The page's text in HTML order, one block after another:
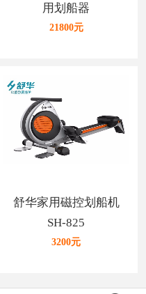
用划船器
21800元
舒华家用磁控划船机
SH-825
3200元